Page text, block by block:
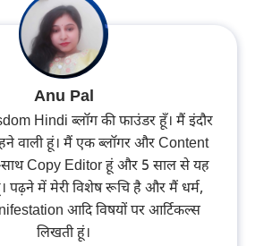
Anu Pal
Hindi ब्लॉग की फाउंडर हूँ। मैं इंदौर
वाली हूं। मैं एक ब्लॉगर और Content
Copy Editor हूं और 5 साल से यह
पढ़ने में मेरी विशेष रूचि है और मैं धर्म,
आदि विषयों पर आर्टिकल्स
लिखती हूं।